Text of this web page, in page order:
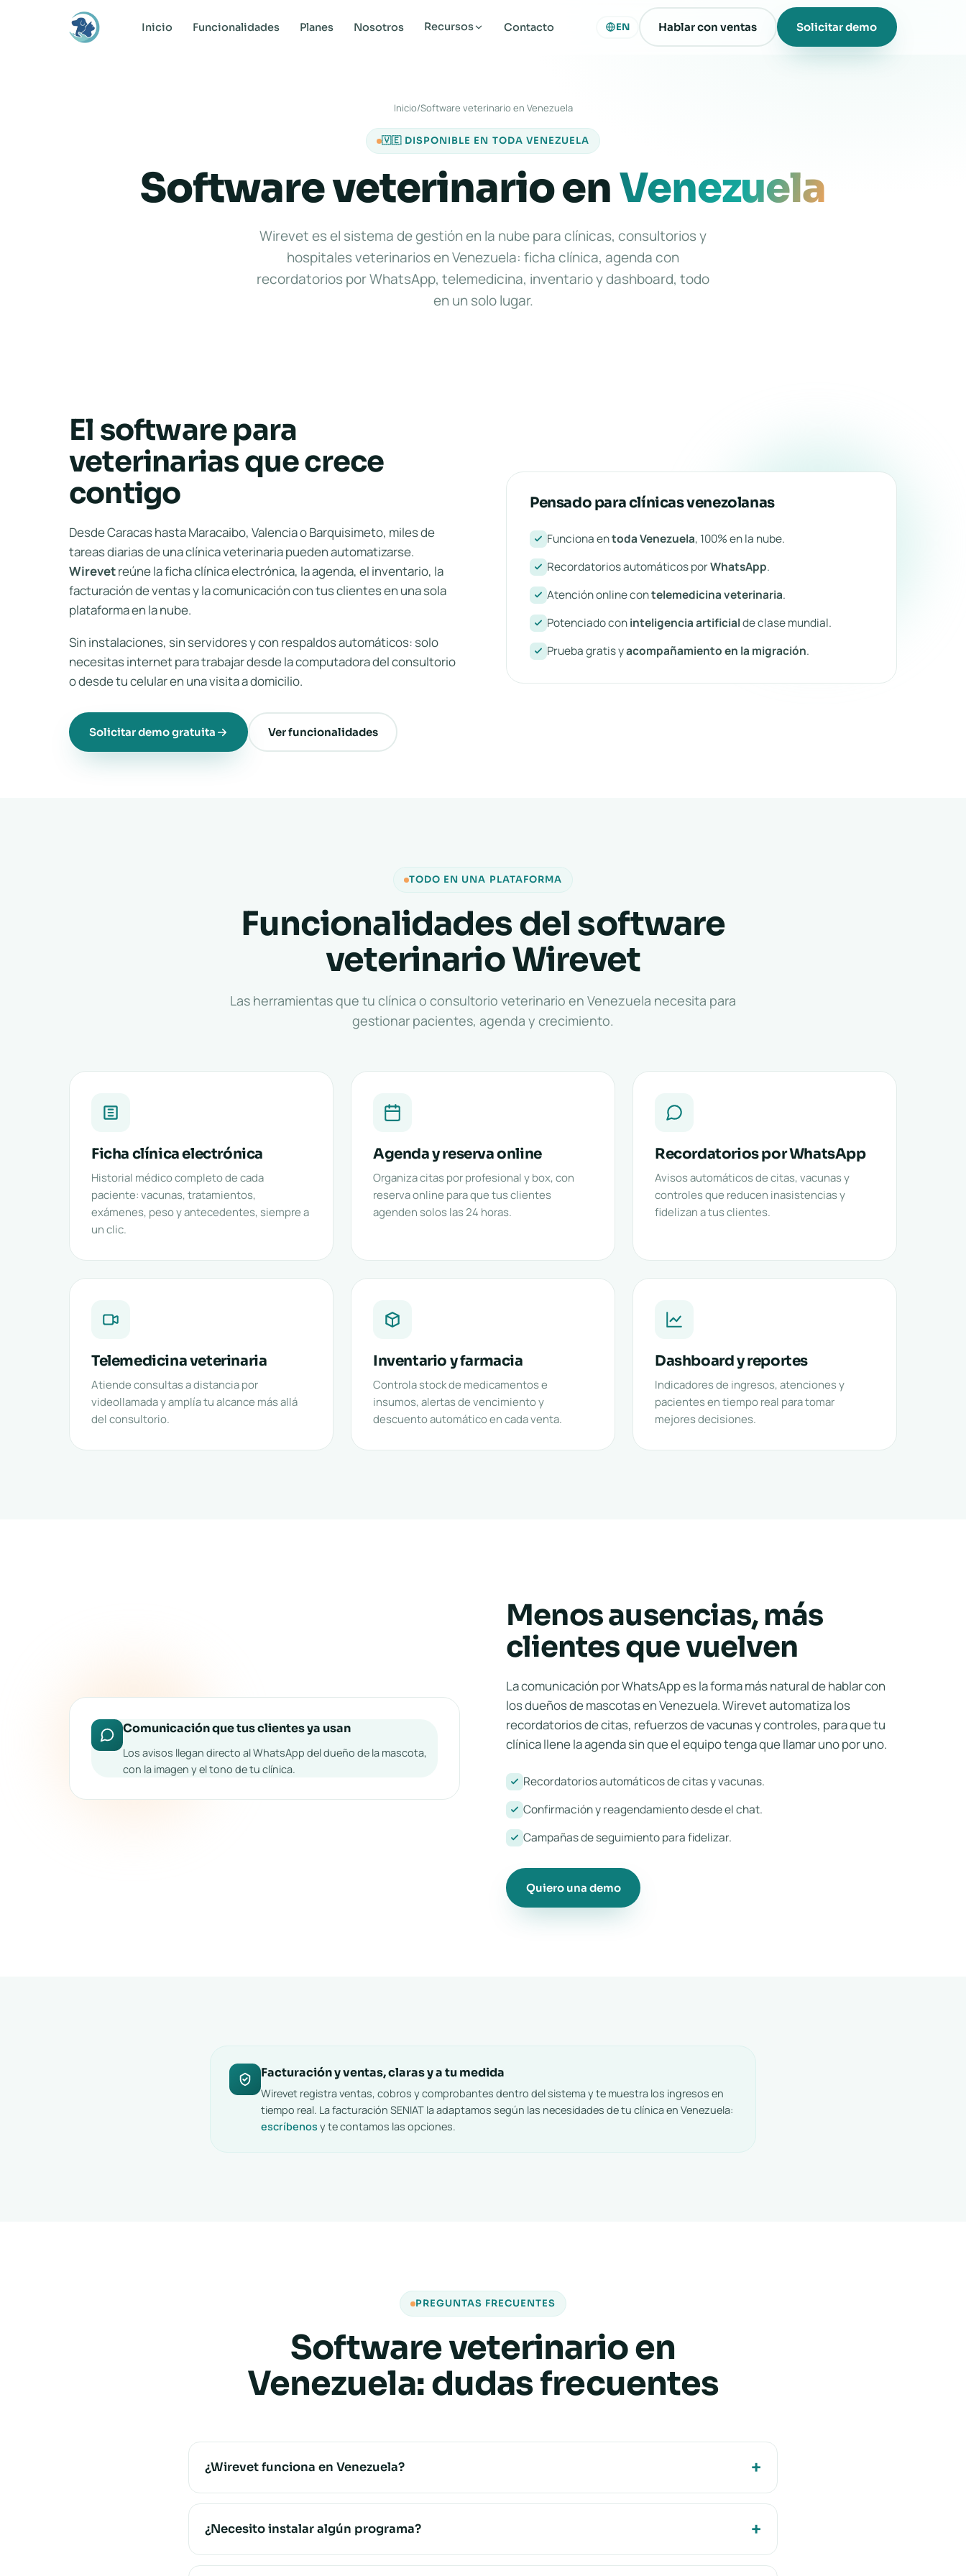
Inicio Funcionalidades Planes Nosotros Recursos Contacto EN Hablar con ventas Solicitar demo
Inicio/Software veterinario en Venezuela
🇻🇪 DISPONIBLE EN TODA VENEZUELA
Software veterinario enVenezuela
Wirevet es el sistema de gestión en la nube para clínicas, consultorios y
hospitales veterinarios en Venezuela: ficha clínica, agenda con
recordatorios por WhatsApp, telemedicina, inventario y dashboard, todo
en un solo lugar.
El software para
veterinarias que crece
contigo
Desde Caracas hasta Maracaibo, Valencia o Barquisimeto, miles de
tareas diarias de una clínica veterinaria pueden automatizarse.
Wirevetreúne la ficha clínica electrónica, la agenda, el inventario, la
facturación de ventas y la comunicación con tus clientes en una sola
plataforma en la nube.
Sin instalaciones, sin servidores y con respaldos automáticos: solo
necesitas internet para trabajar desde la computadora del consultorio
o desde tu celular en una visita a domicilio.
Solicitar demo gratuita Ver funcionalidades
Pensado para clínicas venezolanas
Funciona entoda Venezuela, 100% en la nube.
Recordatorios automáticos porWhatsApp.
Atención online contelemedicina veterinaria.
Potenciado coninteligencia artificialde clase mundial.
Prueba gratis yacompañamiento en la migración.
TODO EN UNA PLATAFORMA
Funcionalidades del software
veterinario Wirevet
Las herramientas que tu clínica o consultorio veterinario en Venezuela necesita para
gestionar pacientes, agenda y crecimiento.
Ficha clínica electrónica
Historial médico completo de cada
paciente: vacunas, tratamientos,
exámenes, peso y antecedentes, siempre a
un clic.
Agenda y reserva online
Organiza citas por profesional y box, con
reserva online para que tus clientes
agenden solos las 24 horas.
Recordatorios por WhatsApp
Avisos automáticos de citas, vacunas y
controles que reducen inasistencias y
fidelizan a tus clientes.
Telemedicina veterinaria
Atiende consultas a distancia por
videollamada y amplía tu alcance más allá
del consultorio.
Inventario y farmacia
Controla stock de medicamentos e
insumos, alertas de vencimiento y
descuento automático en cada venta.
Dashboard y reportes
Indicadores de ingresos, atenciones y
pacientes en tiempo real para tomar
mejores decisiones.
Menos ausencias, más
clientes que vuelven
La comunicación por WhatsApp es la forma más natural de hablar con
los dueños de mascotas en Venezuela. Wirevet automatiza los
recordatorios de citas, refuerzos de vacunas y controles, para que tu
clínica llene la agenda sin que el equipo tenga que llamar uno por uno.
Recordatorios automáticos de citas y vacunas.
Confirmación y reagendamiento desde el chat.
Campañas de seguimiento para fidelizar.
Quiero una demo
Comunicación que tus clientes ya usan
Los avisos llegan directo al WhatsApp del dueño de la mascota,
con la imagen y el tono de tu clínica.
Facturación y ventas, claras y a tu medida
Wirevet registra ventas, cobros y comprobantes dentro del sistema y te muestra los ingresos en
tiempo real. La facturación SENIAT la adaptamos según las necesidades de tu clínica en Venezuela:
escríbenosy te contamos las opciones.
PREGUNTAS FRECUENTES
Software veterinario en
Venezuela: dudas frecuentes
¿Wirevet funciona en Venezuela?
¿Necesito instalar algún programa?